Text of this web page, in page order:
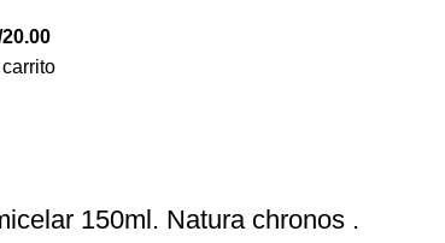
20.00
150ml. Natura chronos .